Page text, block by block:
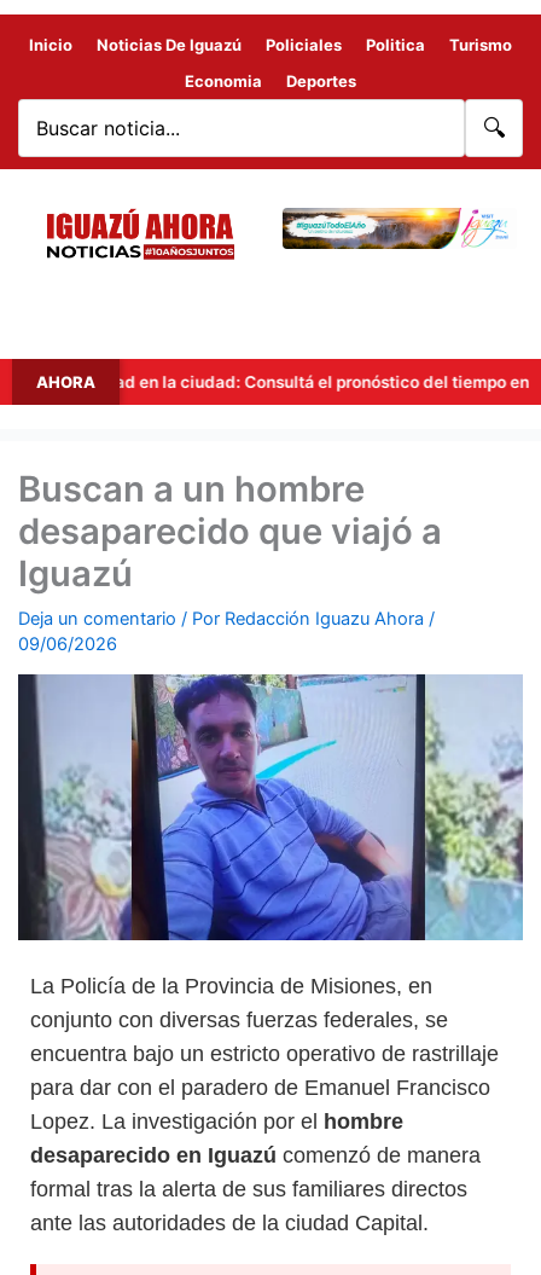
Inicio Noticias De Iguazú Policiales Politica
Turismo
Economia
Deportes
🔍
AHORA
en la ciudad: Consultá el pronóstico del tiempo en Iguazú para
Buscan a un hombre
desaparecido que viajó a
Iguazú
Deja un comentario / Por Redacción Iguazu Ahora /
09/06/2026
La Policía de la Provincia de Misiones, en
conjunto con diversas fuerzas federales, se
encuentra bajo un estricto operativo de rastrillaje
para dar con el paradero de Emanuel Francisco
Lopez. La investigación por el hombre
desaparecido en Iguazú comenzó de manera
formal tras la alerta de sus familiares directos
ante las autoridades de la ciudad Capital.